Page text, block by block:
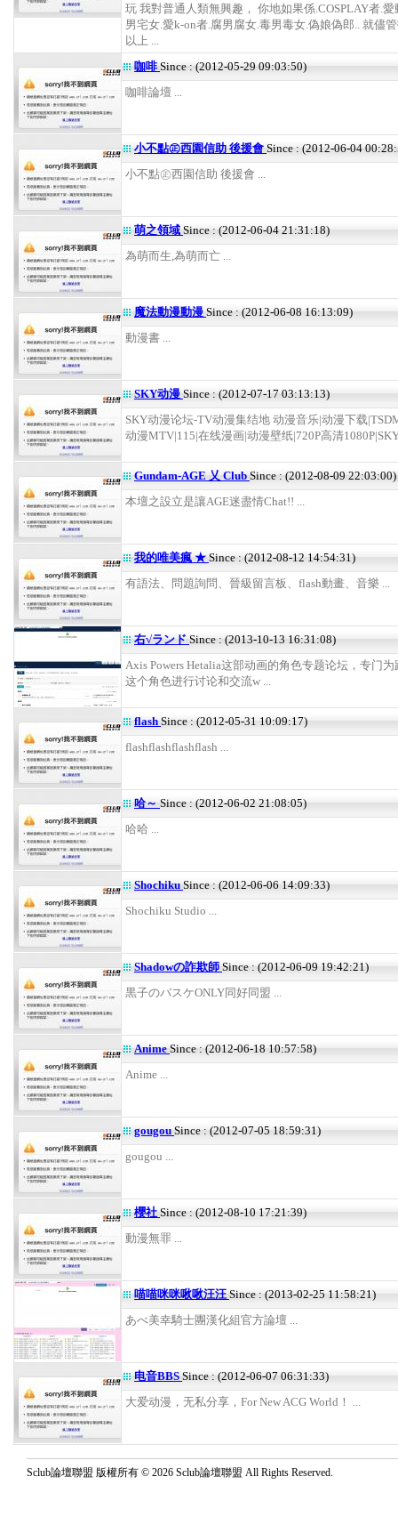
玩 我對普通人類無興趣， 你地如果係.COSPLAY者.愛
男宅女.愛k-on者.腐男腐女.毒男毒女.偽娘偽郎.. 就儘
以上 ...
咖啡Since : (2012-05-29 09:03:50)
咖啡論壇 ...
小不點㊣西園信助 後援會 Since : (2012-06-04
小不點㊣西園信助 後援會 ...
萌之領域 Since : (2012-06-04 21:31:18)
為萌而生,為萌而亡 ...
魔法動漫動漫 Since : (2012-06-08 16:13:09)
動漫書 ...
SKY动漫 Since : (2012-07-17 03:13:13)
SKY动漫论坛-TV动漫集结地 动漫音乐|动漫下载
动漫MTV|115|在线漫画|动漫壁纸|720P高清
Gundam-AGE 乂 Club Since : (2012-08-09 22:03:00)
本壇之設立是讓AGE迷盡情Chat!! ...
我的唯美瘋 ★ Since : (2012-08-12 14:54:31)
有語法、問題詢問、晉級留言板、flash動畫、音樂 ...
右√ランド Since : (2013-10-13 16:31:08)
Axis Powers Hetalia这部动画的角色专题论坛，专门
这个角色进行讨论和交流w ...
flash Since : (2012-05-31 10:09:17)
flashflashflashflash ...
哈～ Since : (2012-06-02 21:08:05)
哈哈 ...
Shochiku Since : (2012-06-06 14:09:33)
Shochiku Studio ...
Shadowの詐欺師 Since : (2012-06-09 19:42:21)
黒子のバスケONLY同好同盟 ...
Anime Since : (2012-06-18 10:57:58)
Anime ...
gougou Since : (2012-07-05 18:59:31)
gougou ...
櫻社Since : (2012-08-10 17:21:39)
動漫無罪 ...
喵喵咪咪啾啾汪汪Since : (2013-02-25 11:58:21)
あべ美幸騎士團漢化組官方論壇 ...
电音BBS Since : (2012-06-07 06:31:33)
大爱动漫，无私分享，For New ACG World！ ...
Sclub論壇聯盟 版權所有 © 2026 Sclub論壇聯盟 All Rights Reserved.